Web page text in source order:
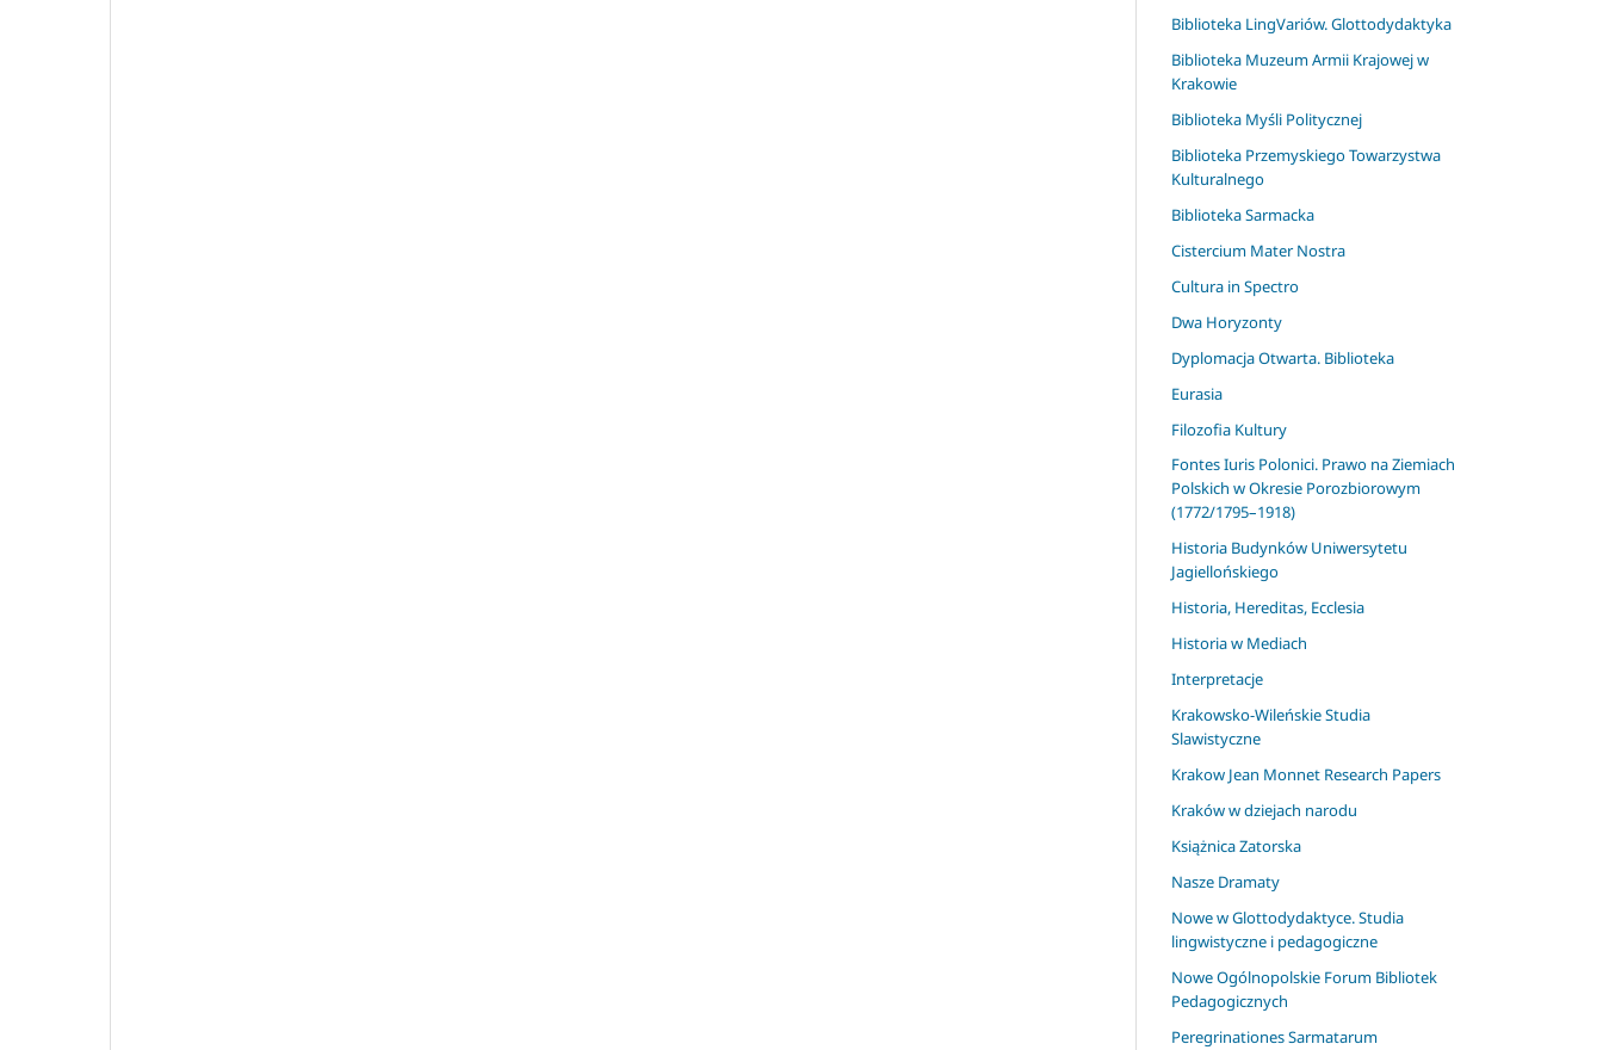
Biblioteka LingVariów. Glottodydaktyka
Biblioteka Muzeum Armii Krajowej w
Krakowie
Biblioteka Myśli Politycznej
Biblioteka Przemyskiego Towarzystwa
Kulturalnego
Biblioteka Sarmacka
Cistercium Mater Nostra
Cultura in Spectro
Dwa Horyzonty
Dyplomacja Otwarta. Biblioteka
Eurasia
Filozofia Kultury
Fontes Iuris Polonici. Prawo na Ziemiach
Polskich w Okresie Porozbiorowym
(1772/1795–1918)
Historia Budynków Uniwersytetu
Jagiellońskiego
Historia, Hereditas, Ecclesia
Historia w Mediach
Interpretacje
Krakowsko-Wileńskie Studia
Slawistyczne
Krakow Jean Monnet Research Papers
Kraków w dziejach narodu
Książnica Zatorska
Nasze Dramaty
Nowe w Glottodydaktyce. Studia
lingwistyczne i pedagogiczne
Nowe Ogólnopolskie Forum Bibliotek
Pedagogicznych
Peregrinationes Sarmatarum